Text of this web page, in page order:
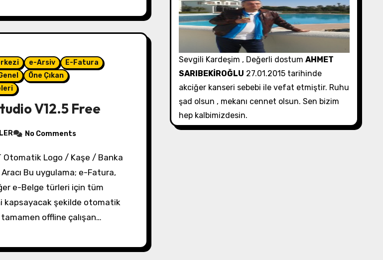
e-Arsiv
E-Fatura
Öne Çıkan
V12.5 Free
No Comments
Bu uygulama; e-Fatura,
e-Belge türleri için tüm
kapsayacak şekilde otomatik
offline çalışan…
Sevgili Kardeşim , Değerli dostum AHMET
SARIBEKİROĞLU 27.01.2015 tarihinde
akciğer kanseri sebebi ile vefat etmiştir. Ruhu
şad olsun , mekanı cennet olsun. Sen bizim
hep kalbimizdesin.